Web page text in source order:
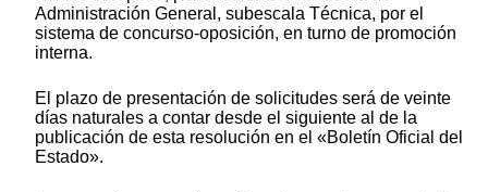
Administración General, subescala Técnica, por el
sistema de concurso-oposición, en turno de promoción
interna.
El plazo de presentación de solicitudes será de veinte
días naturales a contar desde el siguiente al de la
publicación de esta resolución en el «Boletín Oficial del
Estado».